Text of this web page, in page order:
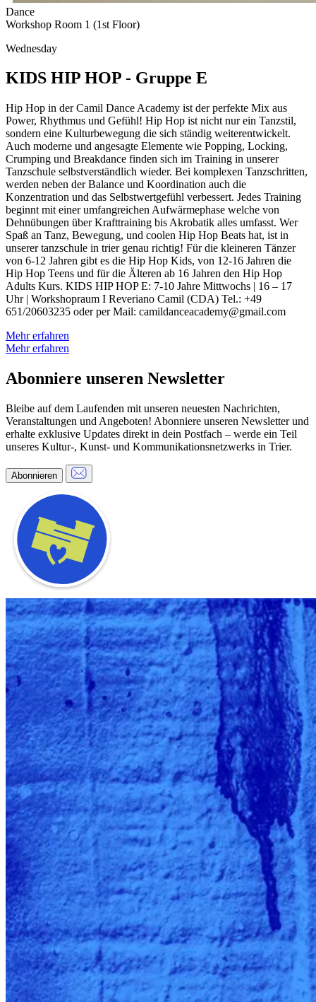
Dance
Workshop Room 1 (1st Floor)
Wednesday
KIDS HIP HOP - Gruppe E
Hip Hop in der Camil Dance Academy ist der perfekte Mix aus
Power, Rhythmus und Gefühl! Hip Hop ist nicht nur ein Tanzstil,
sondern eine Kulturbewegung die sich ständig weiterentwickelt.
Auch moderne und angesagte Elemente wie Popping, Locking,
Crumping und Breakdance finden sich im Training in unserer
Tanzschule selbstverständlich wieder. Bei komplexen Tanzschritten,
werden neben der Balance und Koordination auch die
Konzentration und das Selbstwertgefühl verbessert. Jedes Training
beginnt mit einer umfangreichen Aufwärmephase welche von
Dehnübungen über Krafttraining bis Akrobatik alles umfasst. Wer
Spaß an Tanz, Bewegung, und coolen Hip Hop Beats hat, ist in
unserer tanzschule in trier genau richtig! Für die kleineren Tänzer
von 6-12 Jahren gibt es die Hip Hop Kids, von 12-16 Jahren die
Hip Hop Teens und für die Älteren ab 16 Jahren den Hip Hop
Adults Kurs. KIDS HIP HOP E: 7-10 Jahre Mittwochs | 16 – 17
Uhr | Workshopraum I Reveriano Camil (CDA) Tel.: +49
651/20603235 oder per Mail: camildanceacademy@gmail.com
Mehr erfahren
Mehr erfahren
Abonniere unseren Newsletter
Bleibe auf dem Laufenden mit unseren neuesten Nachrichten,
Veranstaltungen und Angeboten! Abonniere unseren Newsletter und
erhalte exklusive Updates direkt in dein Postfach – werde ein Teil
unseres Kultur-, Kunst- und Kommunikationsnetzwerks in Trier.
Abonnieren